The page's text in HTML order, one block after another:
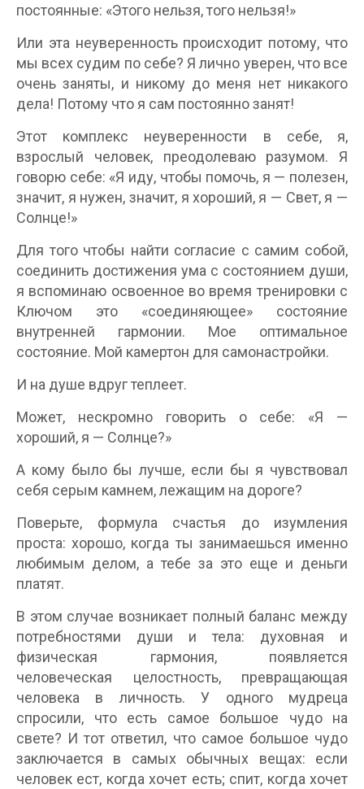
постоянные: «Этого нельзя, того нельзя!»
Или эта неуверенность происходит потому, что
мы всех судим по себе? Я лично уверен, что все
очень заняты, и никому до меня нет никакого
дела! Потому что я сам постоянно занят!
Этот комплекс неуверенности в себе, я,
взрослый человек, преодолеваю разумом. Я
говорю себе: «Я иду, чтобы помочь, я — полезен,
значит, я нужен, значит, я хороший, я — Свет, я —
Солнце!»
Для того чтобы найти согласие с самим собой,
соединить достижения ума с состоянием души,
я вспоминаю освоенное во время тренировки с
Ключом это «соединяющее» состояние
внутренней гармонии. Мое оптимальное
состояние. Мой камертон для самонастройки.
И на душе вдруг теплеет.
Может, нескромно говорить о себе: «Я —
хороший, я — Солнце?»
А кому было бы лучше, если бы я чувствовал
себя серым камнем, лежащим на дороге?
Поверьте, формула счастья до изумления
проста: хорошо, когда ты занимаешься именно
любимым делом, а тебе за это еще и деньги
платят.
В этом случае возникает полный баланс между
потребностями души и тела: духовная и
физическая гармония, появляется
человеческая целостность, превращающая
человека в личность. У одного мудреца
спросили, что есть самое большое чудо на
свете? И тот ответил, что самое большое чудо
заключается в самых обычных вещах: если
человек ест, когда хочет есть; спит, когда хочет